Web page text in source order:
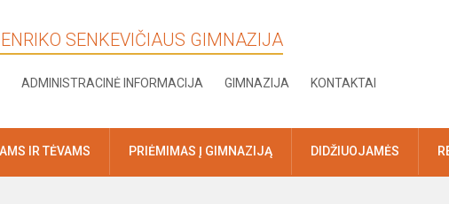
SENKEVIČIAUS GIMNAZIJA
ADMINISTRACINĖ INFORMACIJA GIMNAZIJA KONTAKTAI
IR TĖVAMS PRIĖMIMAS Į GIMNAZIJĄ DIDŽIUOJAMĖS